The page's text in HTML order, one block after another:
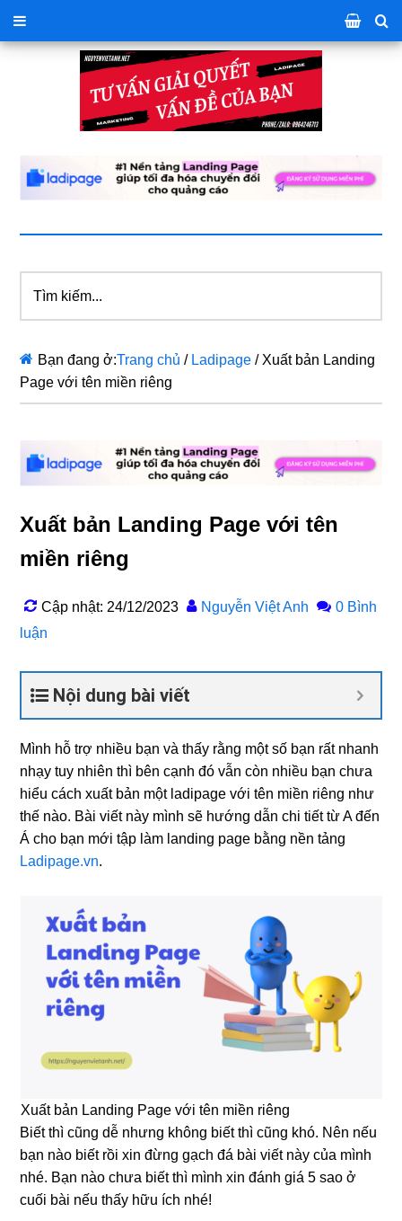
kiếm...
Bạn đang ở:Trang chủ / Ladipage /Xuất bản Landing
Page với tên miền riêng
Xuất bản Landing Page với tên
miền riêng
Cập nhật: 24/12/2023 Nguyễn Việt Anh
0 Bình
luận
Nội dung bài viết
Mình hỗ trợ nhiều bạn và thấy rằng một số bạn rất nhanh
nhạy tuy nhiên thì bên cạnh đó vẫn còn nhiều bạn chưa
hiểu cách xuất bản một ladipage với tên miền riêng như
thế nào. Bài viết này mình sẽ hướng dẫn chi tiết từ A đến
Á cho bạn mới tập làm landing page bằng nền tảng
Ladipage.vn.
Xuất bản Landing Page với tên miền riêng
Biết thì cũng dễ nhưng không biết thì cũng khó. Nên nếu
bạn nào biết rồi xin đừng gạch đá bài viết này của mình
nhé. Bạn nào chưa biết thì mình xin đánh giá 5 sao ở
cuối bài nếu thấy hữu ích nhé!